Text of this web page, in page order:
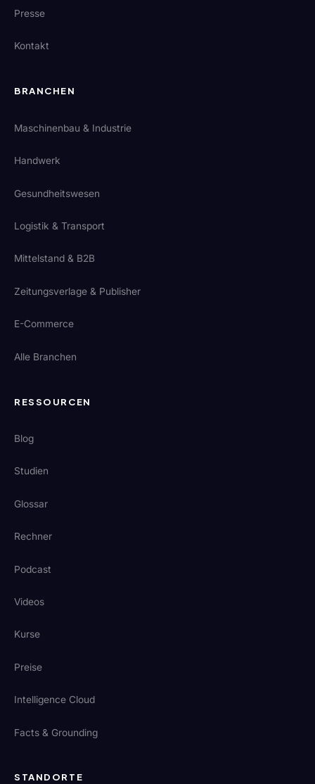
Presse
Kontakt
BRANCHEN
Maschinenbau & Industrie
Handwerk
Gesundheitswesen
Logistik & Transport
Mittelstand & B2B
Zeitungsverlage & Publisher
E-Commerce
Alle Branchen
RESSOURCEN
Blog
Studien
Glossar
Rechner
Podcast
Videos
Kurse
Preise
Intelligence Cloud
Facts & Grounding
STANDORTE